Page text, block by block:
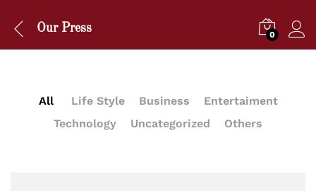
Our Press
0
All Life Style Business
Entertaiment
Technology
Uncategorized Others